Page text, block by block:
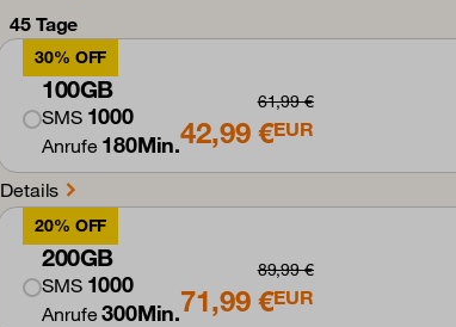
45 Tage
30% OFF
100GB
SMS 1000
Anrufe 180Min.
61,99 €
42,99 €EUR
Details
20% OFF
200GB
SMS 1000
Anrufe300Min.
89,99 €
71,99 €EUR